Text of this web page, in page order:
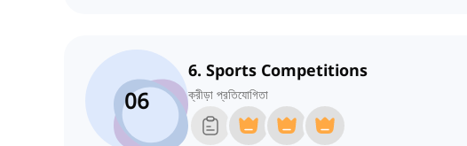
06
6. Sports Competitions
ক্রীড়া প্রতিযোগিতা